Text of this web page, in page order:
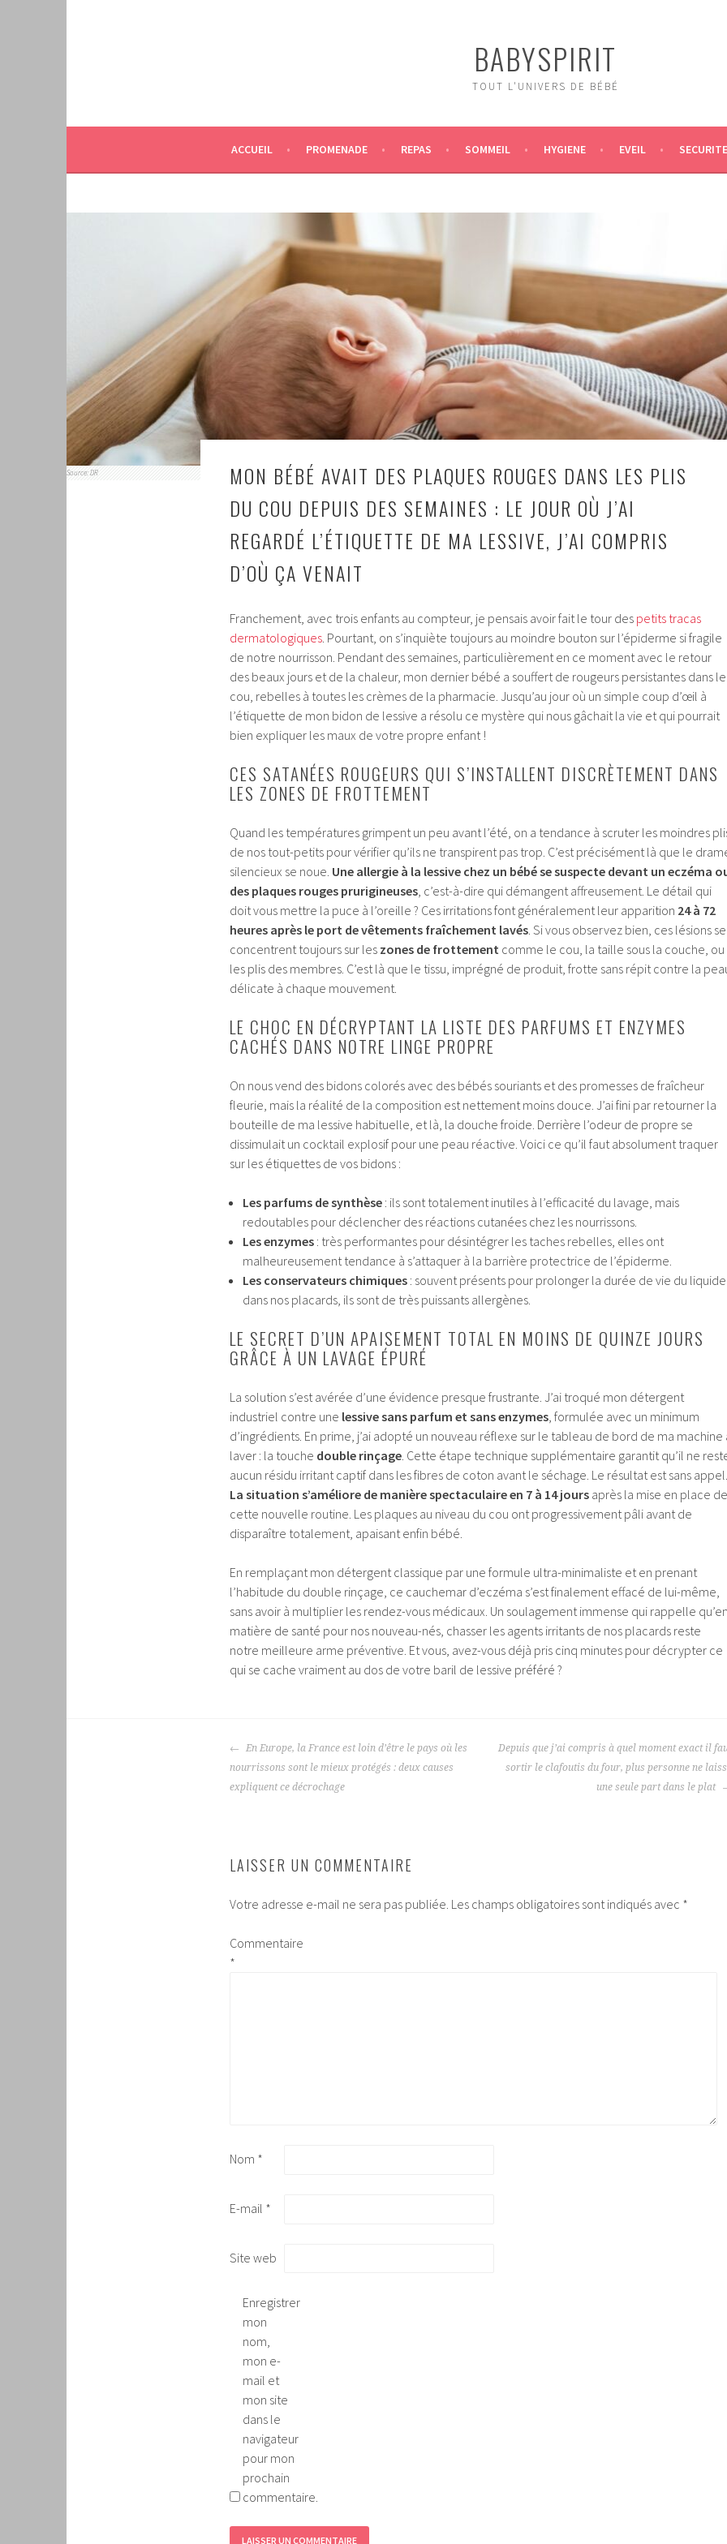
BABYSPIRIT
TOUT L'UNIVERS DE BÉBÉ
ACCUEIL PROMENADE REPAS SOMMEIL HYGIENE EVEIL SECURITE
Source: DR
MON BÉBÉ AVAIT DES PLAQUES ROUGES DANS LES PLIS
DU COU DEPUIS DES SEMAINES : LE JOUR OÙ J’AI
REGARDÉ L’ÉTIQUETTE DE MA LESSIVE, J’AI COMPRIS
D’OÙ ÇA VENAIT
Franchement, avec trois enfants au compteur, je pensais avoir fait le tour des petits tracas
dermatologiques. Pourtant, on s’inquiète toujours au moindre bouton sur l’épiderme si fragile
de notre nourrisson. Pendant des semaines, particulièrement en ce moment avec le retour
des beaux jours et de la chaleur, mon dernier bébé a souffert de rougeurs persistantes dans le
cou, rebelles à toutes les crèmes de la pharmacie. Jusqu’au jour où un simple coup d’œil à
l’étiquette de mon bidon de lessive a résolu ce mystère qui nous gâchait la vie et qui pourrait
bien expliquer les maux de votre propre enfant !
CES SATANÉES ROUGEURS QUI S’INSTALLENT DISCRÈTEMENT DANS
LES ZONES DE FROTTEMENT
Quand les températures grimpent un peu avant l’été, on a tendance à scruter les moindres
de nos tout-petits pour vérifier qu’ils ne transpirent pas trop. C’est précisément là que le
silencieux se noue. Une allergie à la lessive chez un bébé se suspecte devant un eczéma
des plaques rouges prurigineuses, c’est-à-dire qui démangent affreusement. Le détail qui
doit vous mettre la puce à l’oreille ? Ces irritations font généralement leur apparition 24 à 72
heures après le port de vêtements fraîchement lavés. Si vous observez bien, ces lésions se
concentrent toujours sur les zones de frottement comme le cou, la taille sous la couche, ou
les plis des membres. C’est là que le tissu, imprégné de produit, frotte sans répit contre la
délicate à chaque mouvement.
LE CHOC EN DÉCRYPTANT LA LISTE DES PARFUMS ET ENZYMES
CACHÉS DANS NOTRE LINGE PROPRE
On nous vend des bidons colorés avec des bébés souriants et des promesses de fraîcheur
fleurie, mais la réalité de la composition est nettement moins douce. J’ai fini par retourner la
bouteille de ma lessive habituelle, et là, la douche froide. Derrière l’odeur de propre se
dissimulait un cocktail explosif pour une peau réactive. Voici ce qu’il faut absolument traquer
sur les étiquettes de vos bidons :
Les parfums de synthèse : ils sont totalement inutiles à l’efficacité du lavage, mais
redoutables pour déclencher des réactions cutanées chez les nourrissons.
Les enzymes : très performantes pour désintégrer les taches rebelles, elles ont
malheureusement tendance à s’attaquer à la barrière protectrice de l’épiderme.
Les conservateurs chimiques : souvent présents pour prolonger la durée de vie du liquide
dans nos placards, ils sont de très puissants allergènes.
LE SECRET D’UN APAISEMENT TOTAL EN MOINS DE QUINZE JOURS
GRÂCE À UN LAVAGE ÉPURÉ
La solution s’est avérée d’une évidence presque frustrante. J’ai troqué mon détergent
industriel contre une lessive sans parfum et sans enzymes, formulée avec un minimum
d’ingrédients. En prime, j’ai adopté un nouveau réflexe sur le tableau de bord de ma machine
laver : la touche double rinçage. Cette étape technique supplémentaire garantit qu’il ne
aucun résidu irritant captif dans les fibres de coton avant le séchage. Le résultat est sans appel.
La situation s’améliore de manière spectaculaire en 7 à 14 jours après la mise en place de
cette nouvelle routine. Les plaques au niveau du cou ont progressivement pâli avant de
disparaître totalement, apaisant enfin bébé.
En remplaçant mon détergent classique par une formule ultra-minimaliste et en prenant
l’habitude du double rinçage, ce cauchemar d’eczéma s’est finalement effacé de lui-même,
sans avoir à multiplier les rendez-vous médicaux. Un soulagement immense qui rappelle
matière de santé pour nos nouveau-nés, chasser les agents irritants de nos placards reste
notre meilleure arme préventive. Et vous, avez-vous déjà pris cinq minutes pour décrypter ce
qui se cache vraiment au dos de votre baril de lessive préféré ?
NAVIGATION
DES
ARTICLES
En Europe, la France est loin d’être le pays où les
nourrissons sont le mieux protégés : deux causes
expliquent ce décrochage
Depuis que j’ai compris à quel moment exact il
sortir le clafoutis du four, plus personne ne
une seule part dans le plat
LAISSER UN COMMENTAIRE
Votre adresse e-mail ne sera pas publiée. Les champs obligatoires sont indiqués avec *
Commentaire
*
Nom *
E-mail *
Site web
Enregistrer
mon
nom,
mon e-
mail et
mon site
dans le
navigateur
pour mon
prochain
commentaire.